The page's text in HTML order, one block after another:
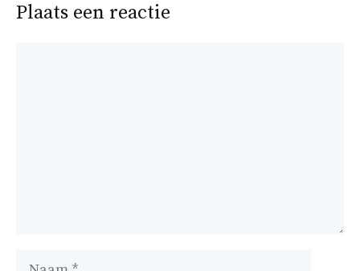
Plaats een reactie
Naam